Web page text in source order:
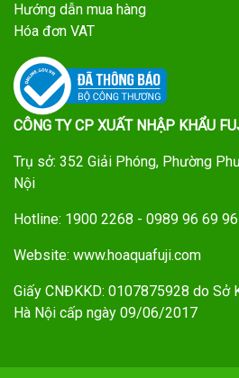
Hướng dẫn mua hàng
Hóa đơn VAT
CÔNG TY CP XUẤT NHẬP KHẨU
Trụ sở: 352 Giải Phóng, Phường
Nội
Hotline: 1900 2268 - 0989 96 69 96
Website: www.hoaquafuji.com
Giấy CNĐKKD: 0107875928 do Sở
Hà Nội cấp ngày 09/06/2017